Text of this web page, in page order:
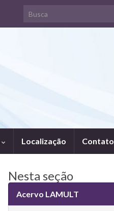
Search for:
Localização Contato
Nesta seção
Acervo LAMULT